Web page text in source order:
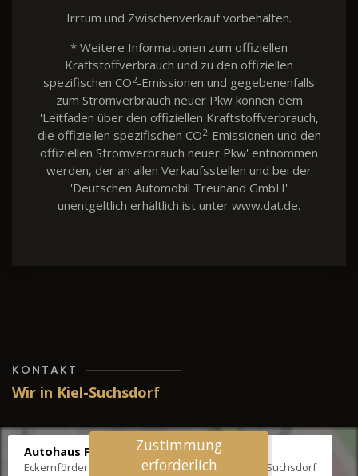
Irrtum und Zwischenverkauf vorbehalten.
* Weitere Informationen zum offiziellen
Kraftstoffverbrauch und zu den offiziellen
spezifischen CO2-Emissionen und gegebenenfalls
zum Stromverbrauch neuer Pkw können dem
'Leitfaden über den offiziellen Kraftstoffverbrauch,
die offiziellen spezifischen CO2-Emissionen und den
offiziellen Stromverbrauch neuer Pkw' entnommen
werden, der an allen Verkaufsstellen und bei der
'Deutschen Automobil Treuhand GmbH'
unentgeltlich erhältlich ist unter www.dat.de.
KONTAKT
Wir in Kiel-Suchsdorf
Autohaus Fräter
Eckernförder Str. /Klausbrooker Weg 1, 24107 Kiel-Suchsdorf
Zustimmung
erforderlich